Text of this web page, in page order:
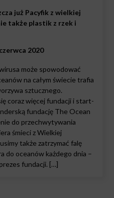
już Pacyfik z wielkiej
także plastik z rzek i
2020
może spowodować
na całym świecie trafia
sztucznego.
coraz więcej fundacji i start-
fundację The Ocean
do przechwytywania
śmieci z Wielkiej
także zatrzymać falę
do oceanów każdego dnia –
fundacji. […]